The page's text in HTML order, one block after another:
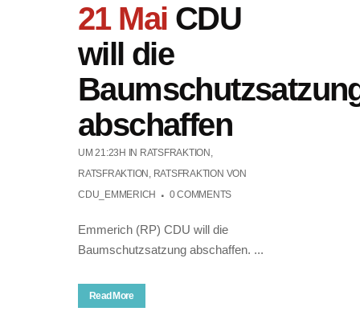
21 Mai CDU
will die
abschaffen
UM 21:23H IN RATSFRAKTION ,
RATSFRAKTION , RATSFRAKTION VON
CDU_EMMERICH
0 COMMENTS
Emmerich (RP) CDU will die
Baumschutzsatzung abschaffen. ...
Read More